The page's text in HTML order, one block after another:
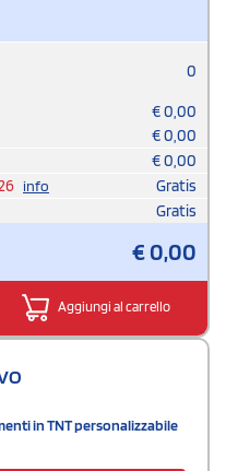
0
€0,00
€0,00
€0,00
info
Gratis
Gratis
€0,00
Aggiungi al carrello
in TNT personalizzabile